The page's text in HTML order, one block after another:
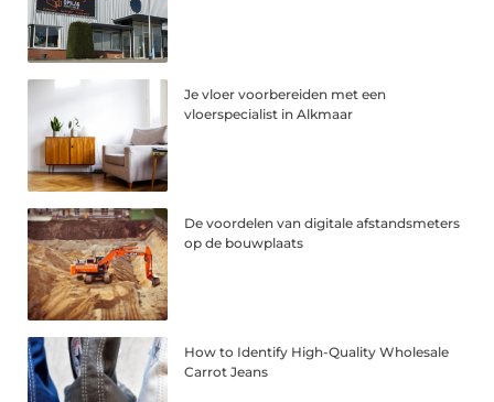
Je vloer voorbereiden met een
vloerspecialist in Alkmaar
De voordelen van digitale afstandsmeters
op de bouwplaats
How to Identify High-Quality Wholesale
Carrot Jeans